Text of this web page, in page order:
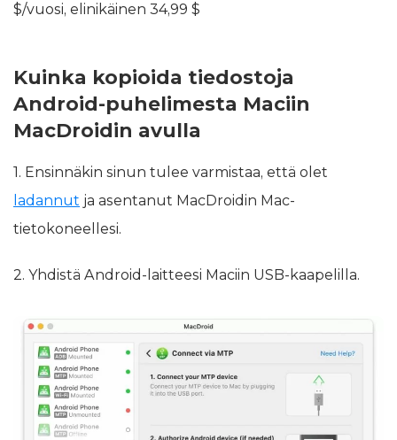
$/vuosi, elinikäinen 34,99 $
Kuinka kopioida tiedostoja
Android-puhelimesta Maciin
MacDroidin avulla
1. Ensinnäkin sinun tulee varmistaa, että olet
ladannut ja asentanut MacDroidin Mac-
tietokoneellesi.
2. Yhdistä Android-laitteesi Maciin USB-kaapelilla.